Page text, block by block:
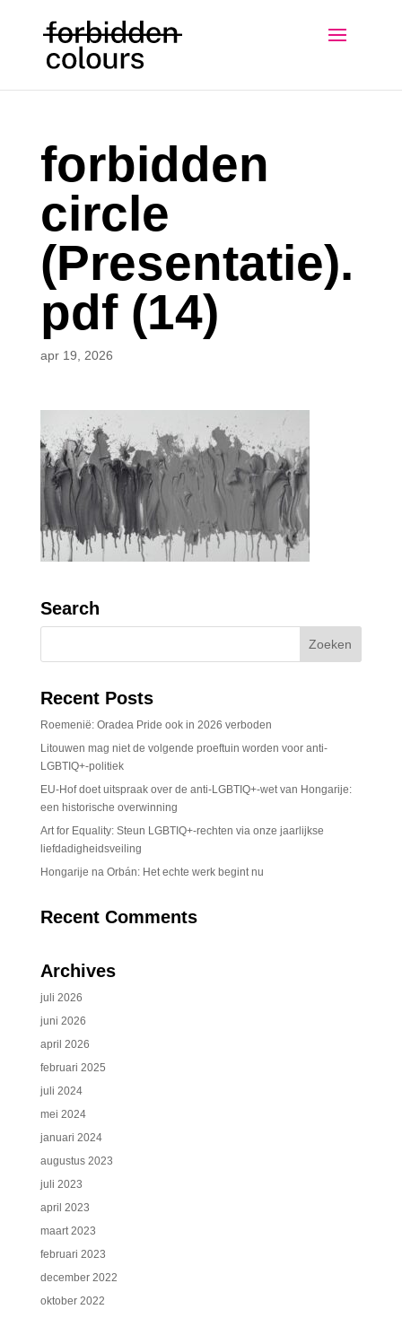
forbidden
circle
(Presentatie).
pdf (14)
apr 19, 2026
Search
Recent Posts
Roemenië: Oradea Pride ook in 2026 verboden
Litouwen mag niet de volgende proeftuin worden voor anti-
LGBTIQ+-politiek
EU-Hof doet uitspraak over de anti-LGBTIQ+-wet van Hongarije:
een historische overwinning
Art for Equality: Steun LGBTIQ+-rechten via onze jaarlijkse
liefdadigheidsveiling
Hongarije na Orbán: Het echte werk begint nu
Recent Comments
Archives
juli 2026
juni 2026
april 2026
februari 2025
juli 2024
mei 2024
januari 2024
augustus 2023
juli 2023
april 2023
maart 2023
februari 2023
december 2022
oktober 2022